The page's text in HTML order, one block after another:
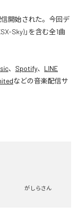
信開始された。今回デ
Sky)」を含む全1曲
、 Spotify、 LINE
などの音楽配信サ
がしらさん